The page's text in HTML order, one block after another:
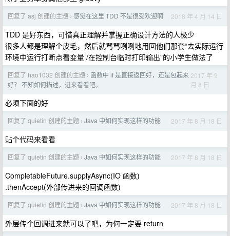
回复了 asj 创建的主题 › 感觉在这里 TDD 不是很受欢迎啊 2018 年 4 月 14 日
TDD 是好东西，可惜真正理解并掌握正确设计方法的人极少
很多人都是理解个皮毛，然后就骂骂咧咧地用回他们那套“去实际运行
环境中运行打断点看变量 /在控制台临时打印输出”的小学生做法了
回复了 hao1032 创建的主题 › 函数中 if 是直接返回好，还是包起来
好？ 不知如何描述，进来看看吧。
2017 年 9
月 8 日
必须下面的好
回复了 quietin 创建的主题 › Java 中如何实现这样的功能 2017 年 8 月 18 日
贴个代码来看看
回复了 quietin 创建的主题 › Java 中如何实现这样的功能 2017 年 8 月 18 日
CompletableFuture.supplyAsync(IO 函数)
.thenAccept(外部传进来的回调函数)
回复了 quietin 创建的主题 › Java 中如何实现这样的功能 2017 年 8 月 18 日
外层传个回调进来就可以了吧，为何一定要 return